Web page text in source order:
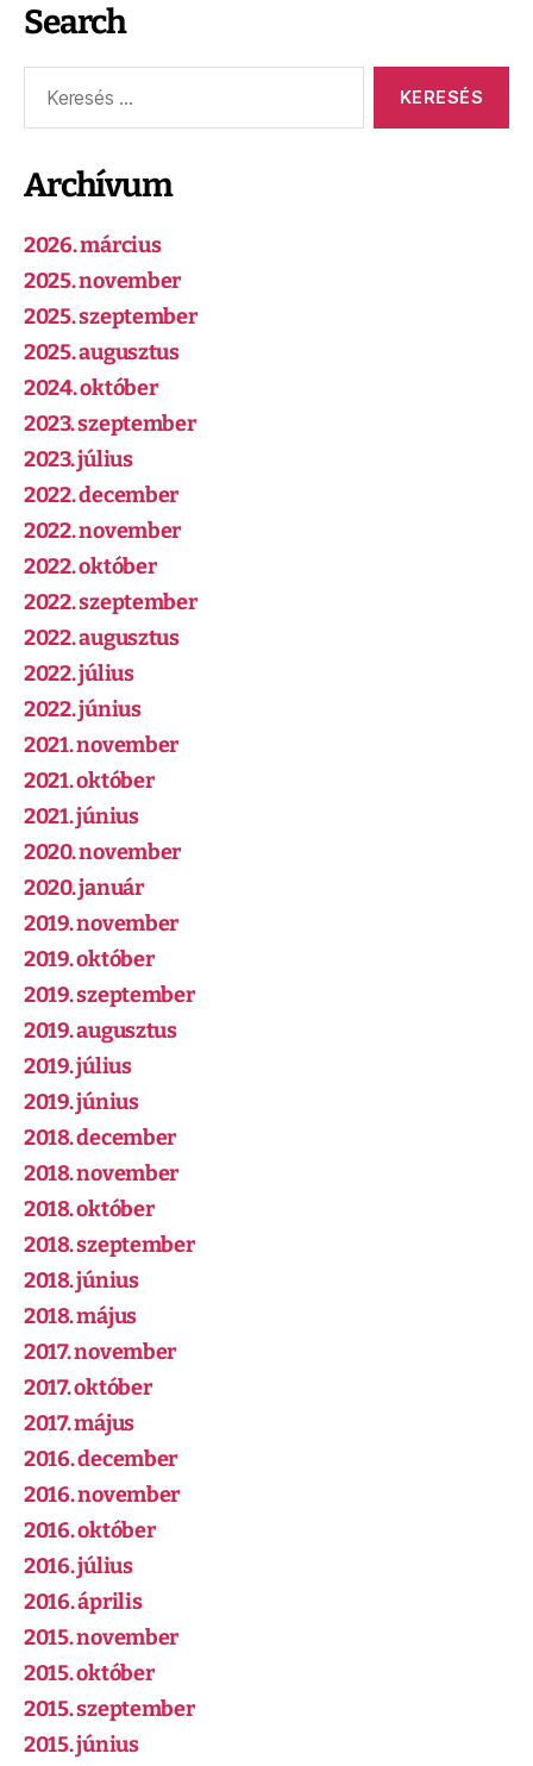
Search
Archívum
2026. március
2025. november
2025. szeptember
2025. augusztus
2024. október
2023. szeptember
2023. július
2022. december
2022. november
2022. október
2022. szeptember
2022. augusztus
2022. július
2022. június
2021. november
2021. október
2021. június
2020. november
2020. január
2019. november
2019. október
2019. szeptember
2019. augusztus
2019. július
2019. június
2018. december
2018. november
2018. október
2018. szeptember
2018. június
2018. május
2017. november
2017. október
2017. május
2016. december
2016. november
2016. október
2016. július
2016. április
2015. november
2015. október
2015. szeptember
2015. június